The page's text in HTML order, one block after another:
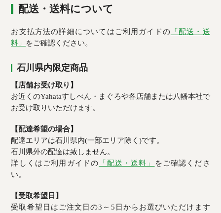
配送・送料について
お支払方法の詳細についてはご利用ガイドの 「配送・送
料」 をご確認ください。
石川県内限定商品
【店舗お受け取り】
お近くのYahataすしべん・まぐろや各店舗または八幡本社で
お受け取りいただけます。
【配達希望の場合】
配達エリアは石川県内(一部エリア除く)です。
石川県外の配達は致しません。
詳しくはご利用ガイドの 「配送・送料」
をご確認くださ
い。
【受取希望日】
受取希望日はご注文日の3～5日からお選びいただけます